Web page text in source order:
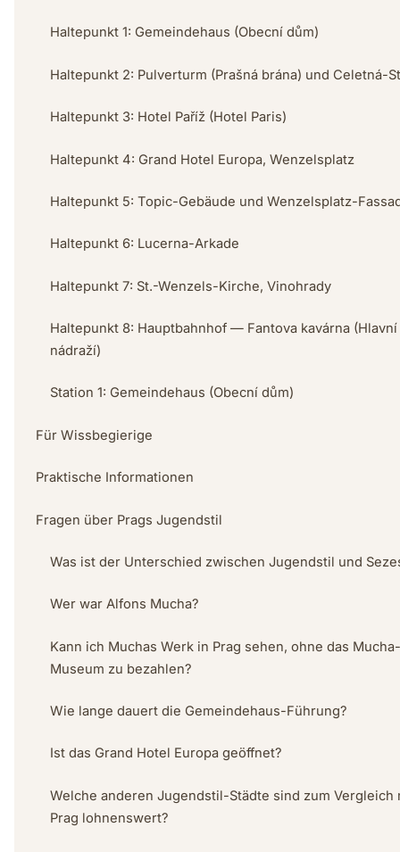
Haltepunkt 1: Gemeindehaus (Obecní dům)
Haltepunkt 2: Pulverturm (Prašná brána) und Celetná-
Haltepunkt 3: Hotel Paříž (Hotel Paris)
Haltepunkt 4: Grand Hotel Europa, Wenzelsplatz
Haltepunkt 5: Topic-Gebäude und Wenzelsplatz-
Haltepunkt 6: Lucerna-Arkade
Haltepunkt 7: St.-Wenzels-Kirche, Vinohrady
Haltepunkt 8: Hauptbahnhof — Fantova kavárna (Hlavní
nádraží)
Station 1: Gemeindehaus (Obecní dům)
Für Wissbegierige
Praktische Informationen
Fragen über Prags Jugendstil
Was ist der Unterschied zwischen Jugendstil und
Wer war Alfons Mucha?
Kann ich Muchas Werk in Prag sehen, ohne das Mucha-
Museum zu bezahlen?
Wie lange dauert die Gemeindehaus-Führung?
Ist das Grand Hotel Europa geöffnet?
Welche anderen Jugendstil-Städte sind zum Vergleich
Prag lohnenswert?